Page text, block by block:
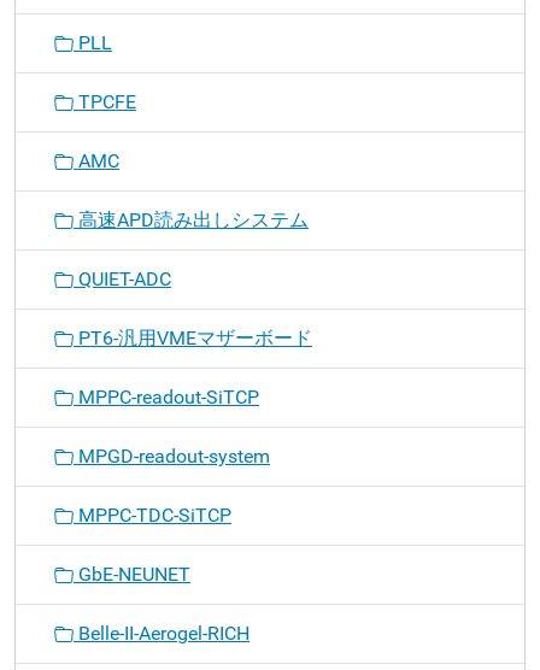
PLL
TPCFE
AMC
高速APD読み出しシステム
QUIET-ADC
PT6-汎用VMEマザーボード
MPPC-readout-SiTCP
MPGD-readout-system
MPPC-TDC-SiTCP
GbE-NEUNET
Belle-II-Aerogel-RICH